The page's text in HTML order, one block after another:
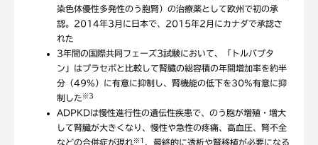
染色体優性多発性のう胞腎）の治療薬として欧州で初の承
認。2014年3月に日本で、2015年2月にカナダで承認さ
れた
3年間の国際共同フェーズ3試験において、「トルバプタ
ン」はプラセボと比較して腎臓の総容積の年間増加率を約半
分（49%）に有意に抑制し、腎機能の低下を30%有意に抑
制した ※3
ADPKDは慢性進行性の遺伝性疾患で、のう胞が増殖・増大
して腎臓が大きくなり、慢性や急性の疼痛、高血圧、腎不全
などの合併症が現れ※1 、最終的に透析や腎移植が必要になる